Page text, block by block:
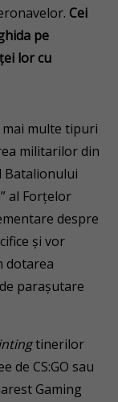
Cei
pe
lor cu
multe tipuri
militarilor din
Batalionului
al Forțelor
despre
și vor
dotarea
parașutare
tinerilor
de CS:GO sau
Gaming